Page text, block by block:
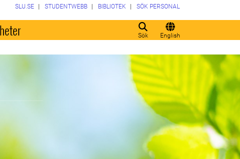
Sök English
SLU.SE STUDENTWEBB BIBLIOTEK SÖK PERSONAL